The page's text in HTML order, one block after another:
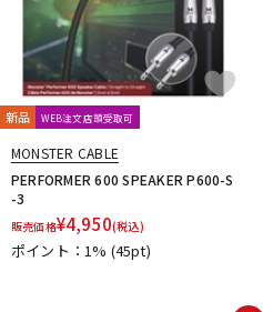
キーボード
管楽器
アンプ
DJ機器
新品 WEB注文店頭受取可
MONSTER CABLE
PERFORMER 600 SPEAKER P600-S
-3
販売価格¥4,950(税込)
ポイント：1% (45pt)